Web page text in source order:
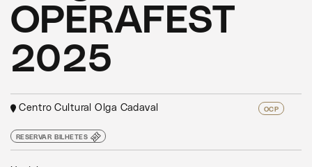
OPERAFEST
2025
Centro Cultural Olga Cadaval OCP
RESERVAR BILHETES